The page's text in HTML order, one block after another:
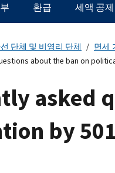
환급 세액 공제
단체 및 비영리 단체 면세
about the ban on
asked
by